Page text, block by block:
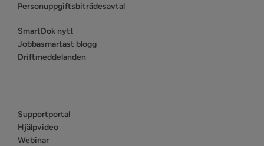
Personuppgiftsbiträdesavtal
SmartDok nytt
Jobbasmartast blogg
Driftmeddelanden
Supportportal
Hjälpvideo
Webinar